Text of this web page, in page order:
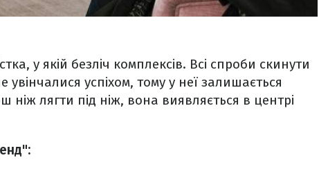
у якій безліч комплексів. Всі спроби скинути
успіхом, тому у неї залишається
лягти під ніж, вона виявляється в центрі